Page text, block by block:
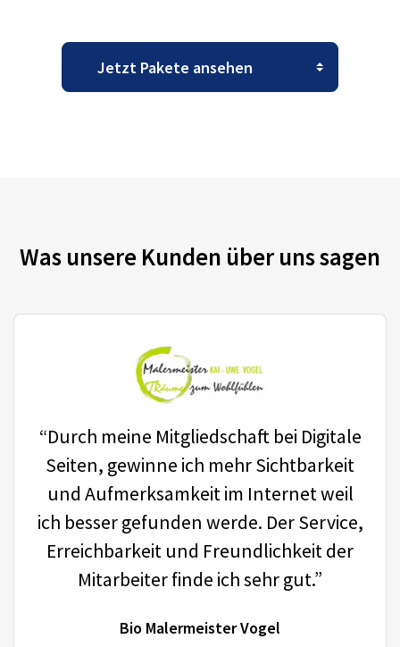
Was unsere Kunden über uns sagen
“Durch meine Mitgliedschaft bei Digitale
Seiten, gewinne ich mehr Sichtbarkeit
und Aufmerksamkeit im Internet weil
ich besser gefunden werde. Der Service,
Erreichbarkeit und Freundlichkeit der
Mitarbeiter finde ich sehr gut.”
Bio Malermeister Vogel